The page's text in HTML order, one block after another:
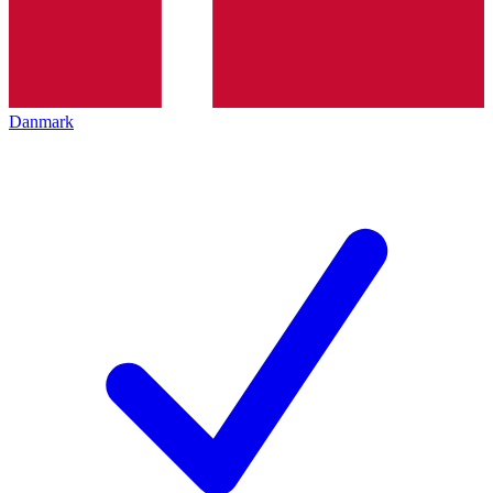
Danmark